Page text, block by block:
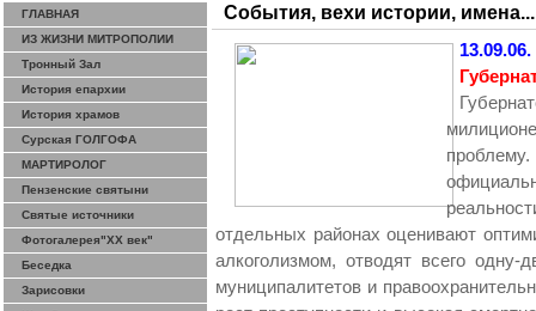
ГЛАВНАЯ
ИЗ ЖИЗНИ МИТРОПОЛИИ
Тронный Зал
История епархии
История храмов
Сурская ГОЛГОФА
МАРТИРОЛОГ
Пензенские святыни
Святые источники
Фотогалерея"ХХ век"
Беседка
Зарисовки
События, вехи истории, имена...
13.09.06.
отдельных районах оценивают
алкоголизмом, отводят всего одну-
муниципалитетов и